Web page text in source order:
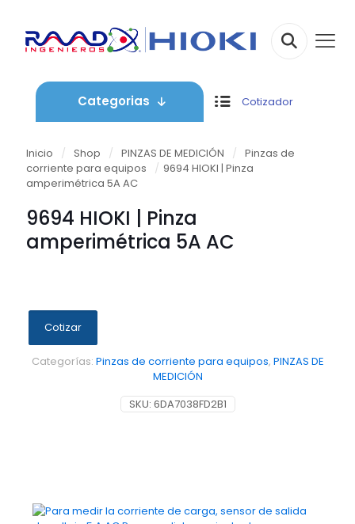
Categorias Cotizador
Inicio / Shop / PINZAS DE MEDICIÓN / Pinzas de
corriente para equipos
/ 9694 HIOKI | Pinza
amperimétrica 5A AC
9694 HIOKI | Pinza
amperimétrica 5A AC
Cotizar
Categorías: Pinzas de corriente para equipos, PINZAS DE
MEDICIÓN
SKU: 6DA7038FD2B1